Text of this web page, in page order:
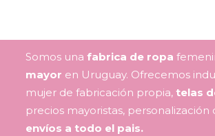
Somos una fabrica de ropa
mayor en Uruguay. Ofrecemos
mujer de fabricación propia, telas
precios mayoristas, personalización
envíos a todo el pais.